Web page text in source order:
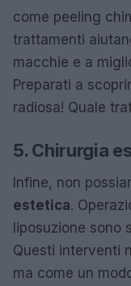
come peeling
trattamenti
macchie e a
Preparati a
radiosa! Quale
5. Chirurgia
Infine, non
estetica.
liposuzione sono
Questi interventi
ma come un